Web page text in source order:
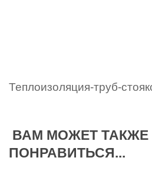
Теплоизоляция-труб-
ВАМ МОЖЕТ ТАКЖЕ
ПОНРАВИТЬСЯ...